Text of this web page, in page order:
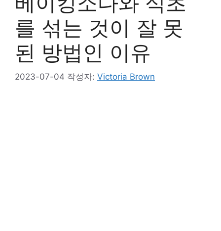
를 섞는 것이 잘 못
된 방법인 이유
2023-07-04 작성자: Victoria Brown